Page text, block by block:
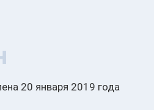
20 января 2019 года